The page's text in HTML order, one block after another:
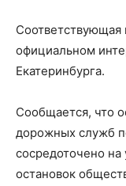
Соответствующая
официальном
Екатеринбурга.
Сообщается, что
дорожных служб
сосредоточено на
остановок